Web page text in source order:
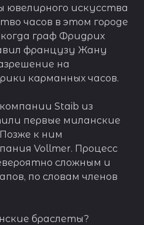
ювелирного искусства
часов в этом городе
когда граф Фридрих
французу Жану
на
карманных часов.
Staib из
первые миланские
к ним
Vollmer. Процесс
сложным и
по словам членов
браслеты?